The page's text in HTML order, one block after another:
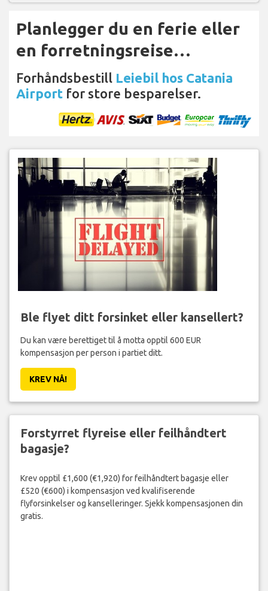
Planlegger du en ferie eller
en forretningsreise…
Forhåndsbestill Leiebil hos Catania
Airport for store besparelser.
Ble flyet ditt forsinket eller kansellert?
Du kan være berettiget til å motta opptil 600 EUR
kompensasjon per person i partiet ditt.
KREV NÅ!
Forstyrret flyreise eller feilhåndtert
bagasje?
Krev opptil £1,600 (€1,920) for feilhåndtert bagasje eller
£520 (€600) i kompensasjon ved kvalifiserende
flyforsinkelser og kanselleringer. Sjekk kompensasjonen din
gratis.